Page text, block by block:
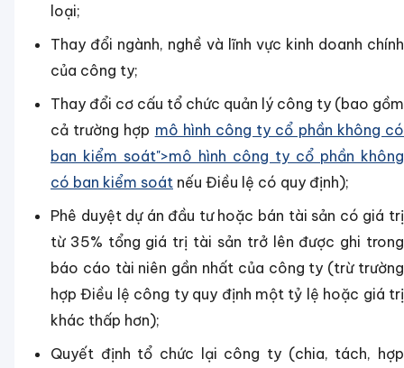
loại;
Thay đổi ngành, nghề và lĩnh vực kinh doanh chính
của công ty;
Thay đổi cơ cấu tổ chức quản lý công ty (bao gồm
cả trường hợp mô hình công ty cổ phần không có
ban kiểm soát">mô hình công ty cổ phần không
có ban kiểm soát nếu Điều lệ có quy định);
Phê duyệt dự án đầu tư hoặc bán tài sản có giá trị
từ 35% tổng giá trị tài sản trở lên được ghi trong
báo cáo tài niên gần nhất của công ty (trừ trường
hợp Điều lệ công ty quy định một tỷ lệ hoặc giá trị
khác thấp hơn);
Quyết định tổ chức lại công ty (chia, tách, hợp